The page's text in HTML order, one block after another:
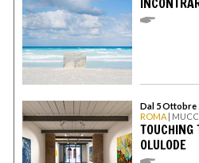
Dal 5 Ottobre
ROMA |
OLULODE